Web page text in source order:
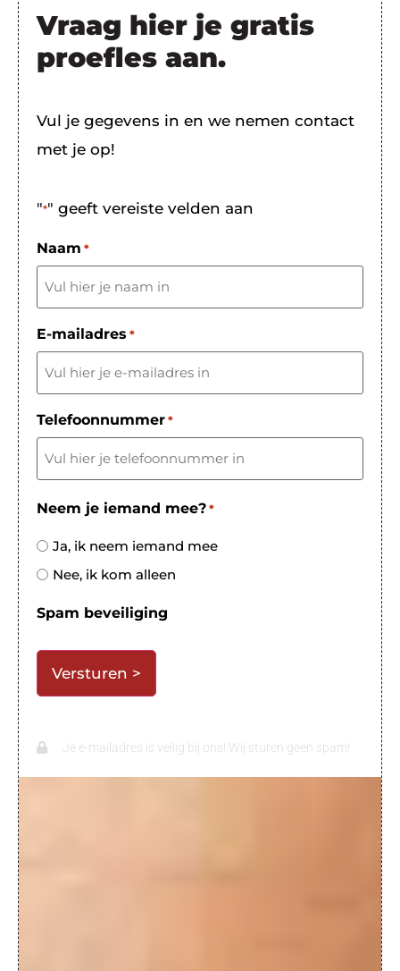
Vraag hier je gratis
proefles aan.
Vul je gegevens in en we nemen contact
met je op!
"*" geeft vereiste velden aan
Naam *
E-mailadres *
Telefoonnummer *
Neem je iemand mee? *
Ja, ik neem iemand mee
Nee, ik kom alleen
Spam beveiliging
Je e-mailadres is veilig bij ons! Wij sturen geen spam!